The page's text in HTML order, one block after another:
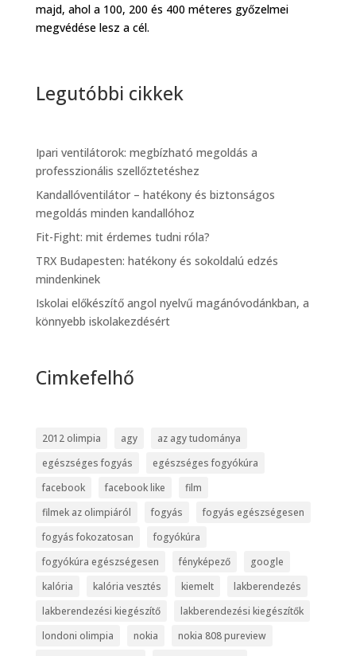
majd, ahol a 100, 200 és 400 méteres győzelmei
megvédése lesz a cél.
Legutóbbi cikkek
Ipari ventilátorok: megbízható megoldás a
professzionális szellőztetéshez
Kandallóventilátor – hatékony és biztonságos
megoldás minden kandallóhoz
Fit-Fight: mit érdemes tudni róla?
TRX Budapesten: hatékony és sokoldalú edzés
mindenkinek
Iskolai előkészítő angol nyelvű magánóvodánkban, a
könnyebb iskolakezdésért
Cimkefelhő
2012 olimpia agy
az agy tudománya
egészséges fogyás
egészséges fogyókúra
facebook
facebook like
film
filmek az olimpiáról
fogyás
fogyás egészségesen
fogyás fokozatosan
fogyókúra
fogyókúra egészségesen
fényképező
google
kalória
kalória vesztés kiemelt
lakberendezés
lakberendezési kiegészítő
lakberendezési kiegészítők
londoni olimpia
nokia
nokia 808 pureview